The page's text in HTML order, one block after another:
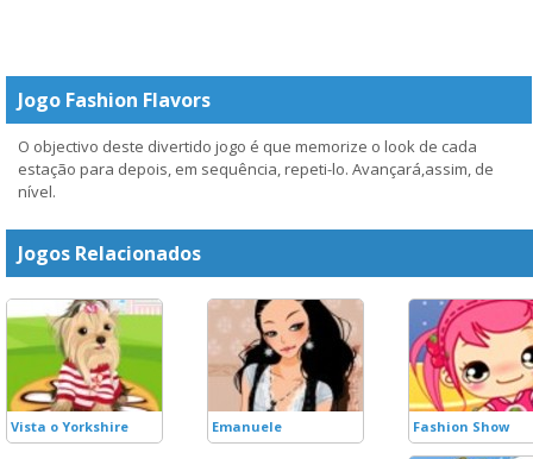
Jogo Fashion Flavors
O objectivo deste divertido jogo é que memorize o look de cada
estação para depois, em sequência, repeti-lo. Avançará,assim, de
nível.
Jogos Relacionados
Vista o Yorkshire Emanuele Fashion Show